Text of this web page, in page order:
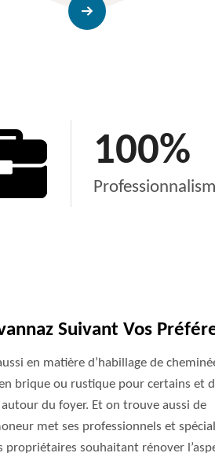
100%
Suivant Vos
en matière d’habillage de
brique ou rustique pour certains et
du foyer. Et on trouve aussi de
met ses professionnels et
souhaitant rénover